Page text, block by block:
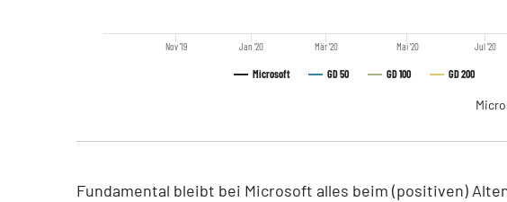
Microsoft GD 50 GD 100 GD 200
Nov '19 Jan '20 Mär '20 Mai '20 Jul '20
Fundamental bleibt bei Microsoft alles beim (positiven)